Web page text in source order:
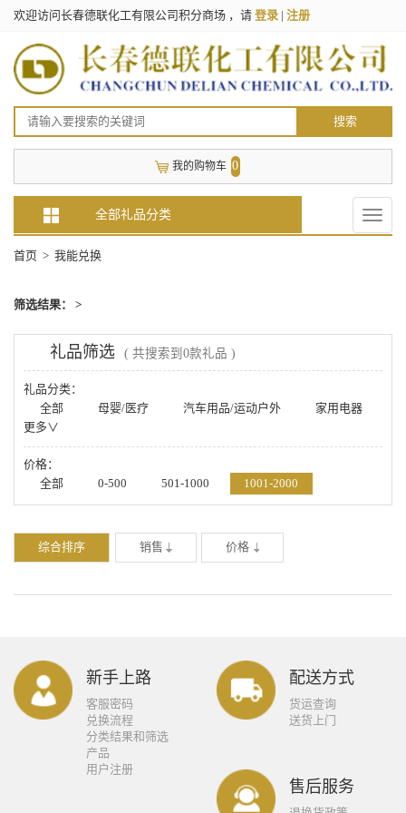
欢迎访问长春德联化工有限公司积分商场 ，请 登录 | 注册
搜索
我的购物车 0
全部礼品分类
Toggle
首页 > 我能兑换
筛选结果： >
礼品筛选 ( 共搜索到0款礼品 )
礼品分类：
全部
母婴/医疗 汽车用品/运动户外
家用电器
数码/手机
更多∨
价格：
全部
0-500 501-1000
1001-2000
2001-4000
4001-20000 -
综合排序 销售 价格
新手上路
客服密码
兑换流程
分类结果和筛选
产品
用户注册
配送方式
货运查询
送货上门
售后服务